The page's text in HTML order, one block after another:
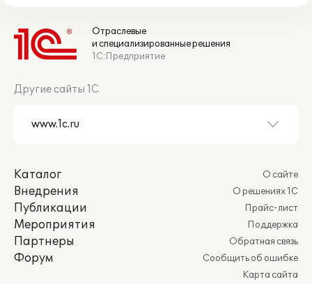
Отраслевые
и специализированные решения
1С:Предприятие
Другие сайты 1С
Каталог
Внедрения
Публикации
Мероприятия
Партнеры
Форум
О сайте
О решениях 1С
Прайс-лист
Поддержка
Обратная связь
Сообщить об ошибке
Карта сайта